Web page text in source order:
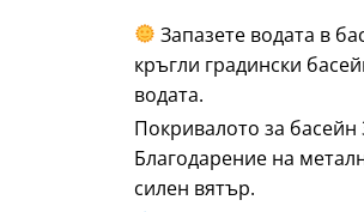
Запазете водата в
кръгли градински
водата.
Покривалото за
Благодарение на
силен вятър.